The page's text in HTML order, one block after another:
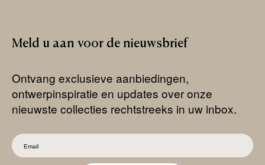
Meld u aan voor de nieuwsbrief
Ontvang exclusieve aanbiedingen,
ontwerpinspiratie en updates over onze
nieuwste collecties rechtstreeks in uw inbox.